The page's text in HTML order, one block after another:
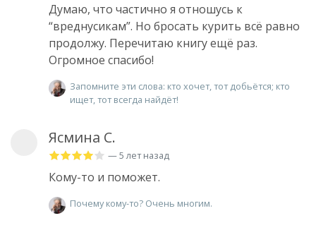
Думаю, что частично я отношусь к
“вреднусикам”. Но бросать курить всё равно
продолжу. Перечитаю книгу ещё раз.
Огромное спасибо!
Запомните эти слова: кто хочет, тот добьëтся; кто
ищет, тот всегда найдëт!
Ясмина С.
— 5 лет назад
Кому-то и поможет.
Почему кому-то? Очень многим.